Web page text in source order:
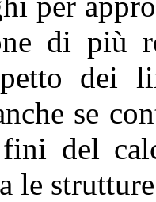
di più
dei
se
del
le